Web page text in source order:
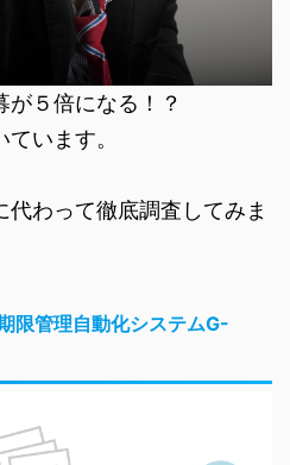
５倍になる！？
います。
代わって徹底調査してみま
限管理自動化システムG-